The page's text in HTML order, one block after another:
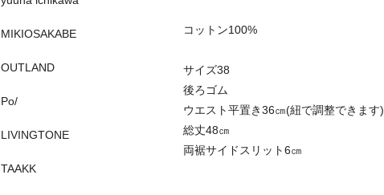
コットン100%
サイズ38
後ろゴム
ウエスト平置き36㎝(紐で調整できます)
総丈48㎝
両裾サイドスリット6㎝
MIKIOSAKABE
OUTLAND
Po/
LIVINGTONE
TAAKK